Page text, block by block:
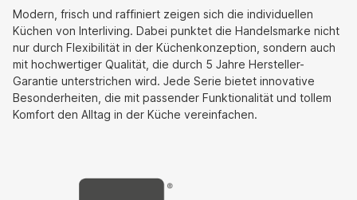
Modern, frisch und raffiniert zeigen sich die individuellen
Küchen von Interliving. Dabei punktet die Handelsmarke nicht
nur durch Flexibilität in der Küchenkonzeption, sondern auch
mit hochwertiger Qualität, die durch 5 Jahre Hersteller-
Garantie unterstrichen wird. Jede Serie bietet innovative
Besonderheiten, die mit passender Funktionalität und tollem
Komfort den Alltag in der Küche vereinfachen.